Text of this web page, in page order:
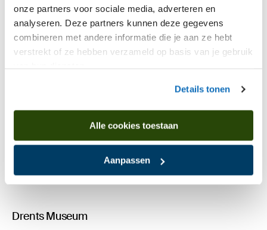
onze partners voor sociale media, adverteren en
analyseren. Deze partners kunnen deze gegevens
combineren met andere informatie die je aan ze hebt
verstrekt of ze hebben verzameld op basis van je gebruik
Details tonen
Alle cookies toestaan
Aanpassen
Stopfles met adder en hazelworm
Drents Museum